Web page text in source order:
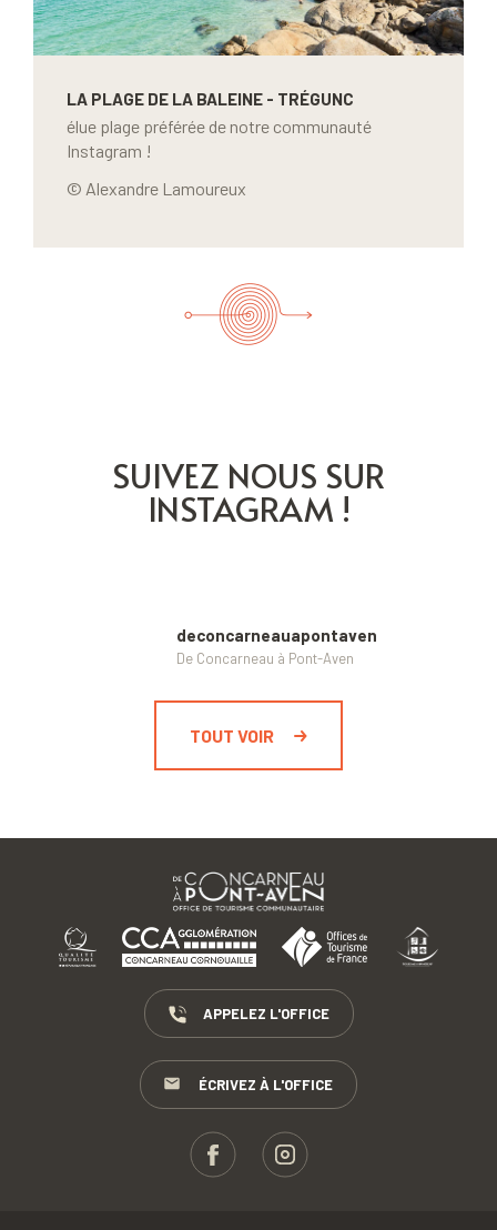
LA PLAGE DE LA BALEINE - TRÉGUNC
élue plage préférée de notre communauté
Instagram !
© Alexandre Lamoureux
SUIVEZ NOUS SUR
INSTAGRAM !
deconcarneauapontaven
De Concarneau à Pont-Aven
TOUT VOIR
APPELEZ L'OFFICE
ÉCRIVEZ À L'OFFICE